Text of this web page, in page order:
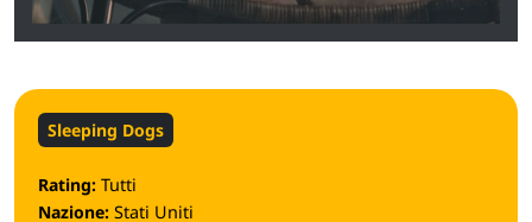
Sleeping Dogs
Rating: Tutti
Nazione: Stati Uniti